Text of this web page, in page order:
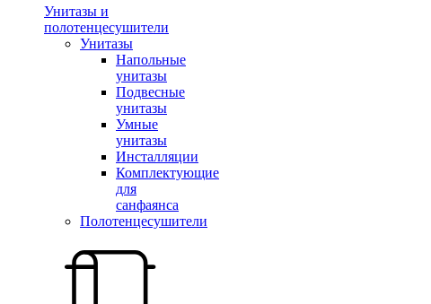
Унитазы и
полотенцесушители
Унитазы
Напольные
унитазы
Подвесные
унитазы
Умные
унитазы
Инсталляции
Комплектующие
для
санфаянса
Полотенцесушители